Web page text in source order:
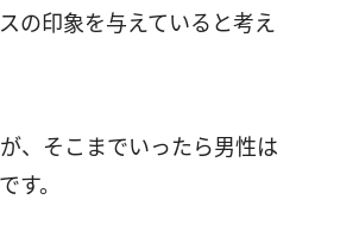
の印象を与えていると考え
、そこまでいったら男性は
す。